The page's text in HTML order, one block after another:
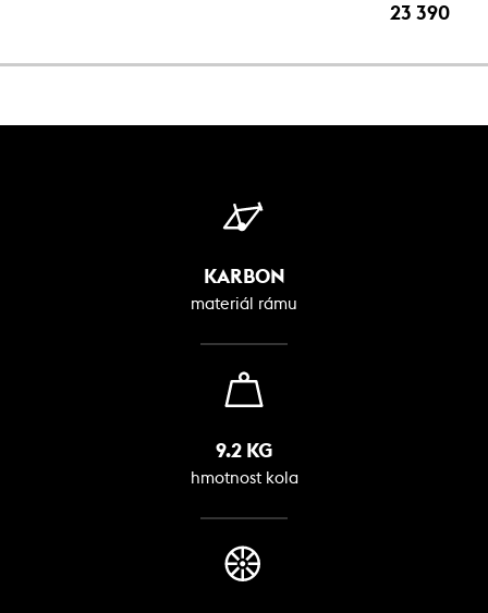
23 390 Kč
KARBON
materiál rámu
9.2 KG
hmotnost kola